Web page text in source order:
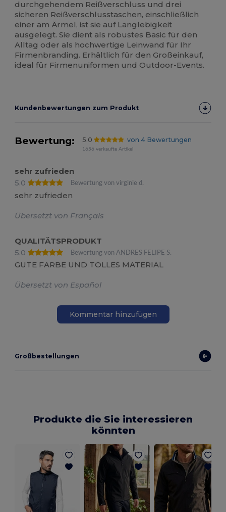
durchgehendem Reißverschluss und drei
sicheren Reißverschlusstaschen, einschließlich
einer am Ärmel, ist sie auf Langlebigkeit
ausgelegt. Sie dient als robustes Basic für den
Alltag oder als hochwertige Leinwand für Ihr
Firmenbranding. Erhältlich für den Großeinkauf,
ideal für Firmenuniformen und Outdoor-Events.
Kundenbewertungen zum Produkt
Bewertung: 5.0 von 4 Bewertungen
1656 verkaufte Artikel
sehr zufrieden
5.0
Bewertung von virginie d.
sehr zufrieden
Übersetzt von Français
QUALITÄTSPRODUKT
5.0
Bewertung von ANDRES FELIPE S.
GUTE FARBE UND TOLLES MATERIAL
Übersetzt von Español
Kommentar hinzufügen
Großbestellungen
Produkte die Sie interessieren
könnten